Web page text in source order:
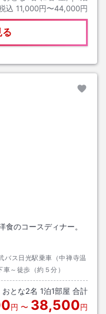
込 11,000円〜44,000円
のコースディナー。
バス日光駅乗車（中禅寺温
～徒歩（約５分）
おとな2名 1泊1部屋 合計
円 〜 38,500円